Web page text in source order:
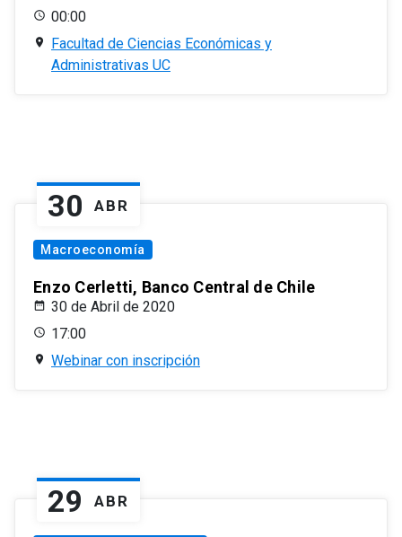
00:00
Facultad de Ciencias Económicas y
Administrativas UC
30 ABR
Macroeconomía
Enzo Cerletti, Banco Central de Chile
30 de Abril de 2020
17:00
Webinar con inscripción
29 ABR